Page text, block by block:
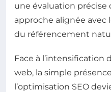
une évaluation
approche alignée avec
du référencement
Face à l’intensification
web, la simple
l’optimisation SEO